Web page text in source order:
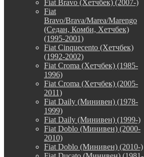
Fiat Bravo (Хетчбек) (2007-)
Fiat
Bravo/Brava/Marea/Marengo
(Седан, Комби, Хетчбек)
(1995-2001)
Fiat Cinquecento (Хетчбек)
(1992-2002)
Fiat Croma (Хетчбек) (1985-
1996)
Fiat Croma (Хетчбек) (2005-
2011)
Fiat Daily (Минивен) (1978-
1999)
Fiat Daily (Минивен) (1999-)
Fiat Doblo (Минивен) (2000-
2010)
Fiat Doblo (Минивен) (2010-)